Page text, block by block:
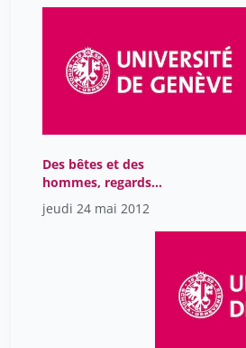
Des bêtes et des
hommes, regards
médiévaux sur la nature
et les animaux
jeudi 24 mai 2012